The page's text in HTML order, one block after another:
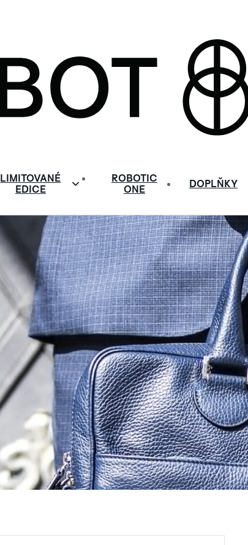
LIMITOVANÉ
EDICE
ROBOTIC
ONE
DOPLŇKY